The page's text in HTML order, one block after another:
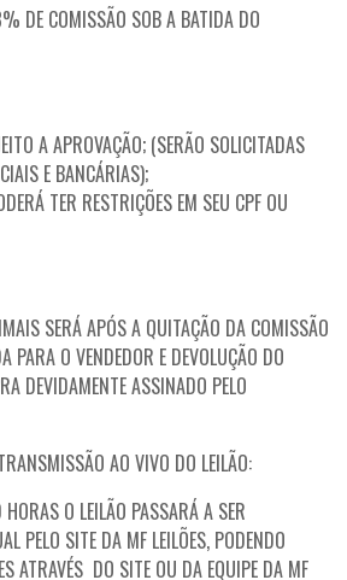
DE COMISSÃO SOB A BATIDA DO
A APROVAÇÃO; (SERÃO SOLICITADAS
E BANCÁRIAS);
TER RESTRIÇÕES EM SEU CPF OU
SERÁ APÓS A QUITAÇÃO DA COMISSÃO
PARA O VENDEDOR E DEVOLUÇÃO DO
DEVIDAMENTE ASSINADO PELO
AO VIVO DO LEILÃO:
O LEILÃO PASSARÁ A SER
PELO SITE DA MF LEILÕES, PODENDO
ATRAVÉS DO SITE OU DA EQUIPE DA MF